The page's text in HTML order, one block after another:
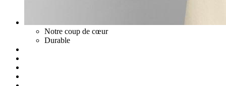
Notre coup de cœur
Durable